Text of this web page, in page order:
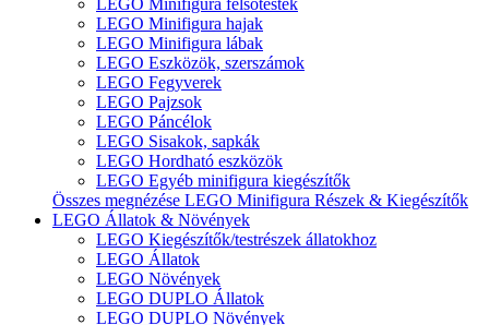
LEGO Minifigura felsőtestek
LEGO Minifigura hajak
LEGO Minifigura lábak
LEGO Eszközök, szerszámok
LEGO Fegyverek
LEGO Pajzsok
LEGO Páncélok
LEGO Sisakok, sapkák
LEGO Hordható eszközök
LEGO Egyéb minifigura kiegészítők
Összes megnézése LEGO Minifigura Részek & Kiegészítők
LEGO Állatok & Növények
LEGO Kiegészítők/testrészek állatokhoz
LEGO Állatok
LEGO Növények
LEGO DUPLO Állatok
LEGO DUPLO Növények